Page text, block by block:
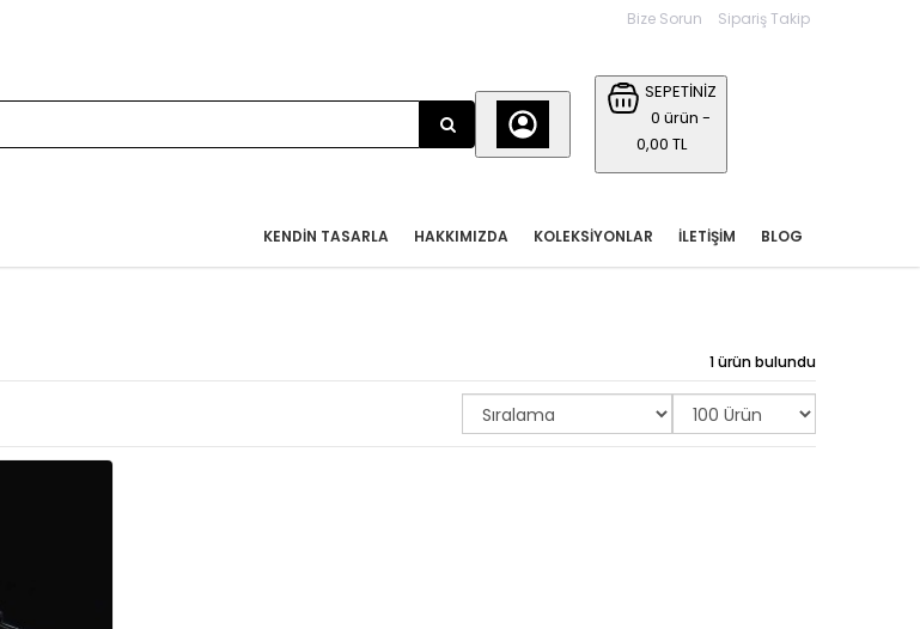
Bize Sorun Sipariş Takip
SEPETİNİZ
0 ürün -
0,00 TL
BLOG
İLETIŞIM
KOLEKSIYONLAR
HAKKIMIZDA
KENDIN TASARLA
1 ürün bulundu